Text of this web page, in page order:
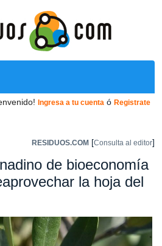
Ingresa a tu cuenta ó Registrate
RESIDUOS.COM [Consulta al editor]
de bioeconomía
la hoja del